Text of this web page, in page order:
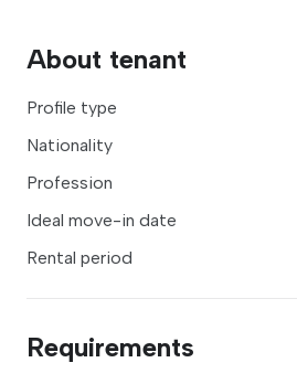
About tenant
Profile type
Nationality
Profession
Ideal move-in date
Rental period
Requirements